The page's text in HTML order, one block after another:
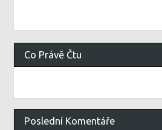
Co Právě Čtu
Poslední Komentáře